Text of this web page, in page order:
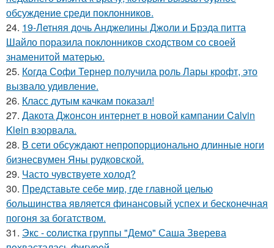
обсуждение среди поклонников.
24. 19-Летняя дочь Анджелины Джоли и Брэда питта
Шайло поразила поклонников сходством со своей
знаменитой матерью.
25. Когда Софи Тернер получила роль Лары крофт, это
вызвало удивление.
26. Класс дутым качкам показал!
27. Дакота Джонсон интернет в новой кампании Calvin
Klein взорвала.
28. В сети обсуждают непропорционально длинные ноги
бизнесвумен Яны рудковской.
29. Часто чувствуете холод?
30. Представьте себе мир, где главной целью
большинства является финансовый успех и бесконечная
погоня за богатством.
31. Экс - coлистка группы "Демо" Саша Зверева